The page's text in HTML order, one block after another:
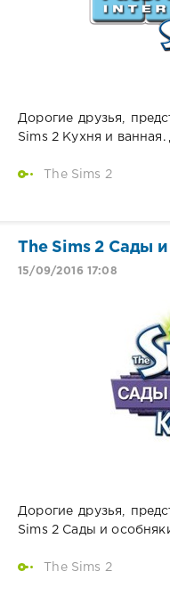
Дорогие друзья,
Sims 2 Кухня и
The Sims 2
The Sims 2 Сады
15/09/2016 17:08
Дорогие друзья,
Sims 2 Сады и
The Sims 2